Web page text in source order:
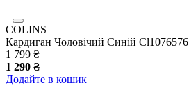
COLINS
Кардиган Чоловічий Синій Cl1076576
1 799 ₴
1 290 ₴
Додайте в кошик